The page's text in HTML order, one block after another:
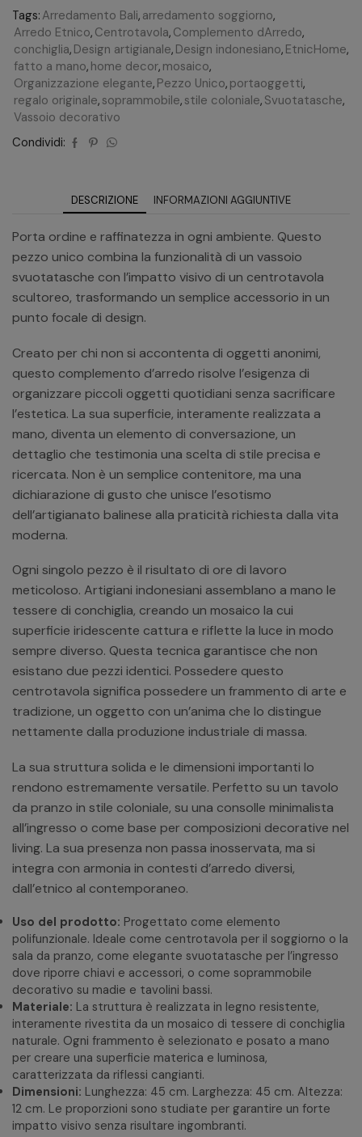
Tags: Arredamento Bali, arredamento soggiorno,
Arredo Etnico, Centrotavola, Complemento dArredo,
conchiglia, Design artigianale, Design indonesiano, EtnicHome,
fatto a mano, home decor, mosaico,
Organizzazione elegante, Pezzo Unico, portaoggetti,
regalo originale, soprammobile, stile coloniale, Svuotatasche,
Vassoio decorativo
Condividi:
DESCRIZIONE INFORMAZIONI AGGIUNTIVE
Porta ordine e raffinatezza in ogni ambiente. Questo
pezzo unico combina la funzionalità di un vassoio
svuotatasche con l’impatto visivo di un centrotavola
scultoreo, trasformando un semplice accessorio in un
punto focale di design.
Creato per chi non si accontenta di oggetti anonimi,
questo complemento d’arredo risolve l’esigenza di
organizzare piccoli oggetti quotidiani senza sacrificare
l’estetica. La sua superficie, interamente realizzata a
mano, diventa un elemento di conversazione, un
dettaglio che testimonia una scelta di stile precisa e
ricercata. Non è un semplice contenitore, ma una
dichiarazione di gusto che unisce l’esotismo
dell’artigianato balinese alla praticità richiesta dalla vita
moderna.
Ogni singolo pezzo è il risultato di ore di lavoro
meticoloso. Artigiani indonesiani assemblano a mano le
tessere di conchiglia, creando un mosaico la cui
superficie iridescente cattura e riflette la luce in modo
sempre diverso. Questa tecnica garantisce che non
esistano due pezzi identici. Possedere questo
centrotavola significa possedere un frammento di arte e
tradizione, un oggetto con un’anima che lo distingue
nettamente dalla produzione industriale di massa.
La sua struttura solida e le dimensioni importanti lo
rendono estremamente versatile. Perfetto su un tavolo
da pranzo in stile coloniale, su una consolle minimalista
all’ingresso o come base per composizioni decorative nel
living. La sua presenza non passa inosservata, ma si
integra con armonia in contesti d’arredo diversi,
dall’etnico al contemporaneo.
Uso del prodotto: Progettato come elemento
polifunzionale. Ideale come centrotavola per il soggiorno o la
sala da pranzo, come elegante svuotatasche per l’ingresso
dove riporre chiavi e accessori, o come soprammobile
decorativo su madie e tavolini bassi.
Materiale: La struttura è realizzata in legno resistente,
interamente rivestita da un mosaico di tessere di conchiglia
naturale. Ogni frammento è selezionato e posato a mano
per creare una superficie materica e luminosa,
caratterizzata da riflessi cangianti.
Dimensioni: Lunghezza: 45 cm. Larghezza: 45 cm. Altezza:
12 cm. Le proporzioni sono studiate per garantire un forte
impatto visivo senza risultare ingombranti.